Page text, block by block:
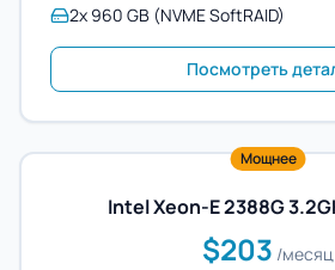
2x 960 GB (NVME SoftRAID)
Посмотреть
Мощнее
Intel Xeon-E 2388G
$203 /месяц